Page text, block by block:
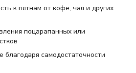
к пятнам от кофе, чая и других
поцарапанных или
благодаря самодостаточности